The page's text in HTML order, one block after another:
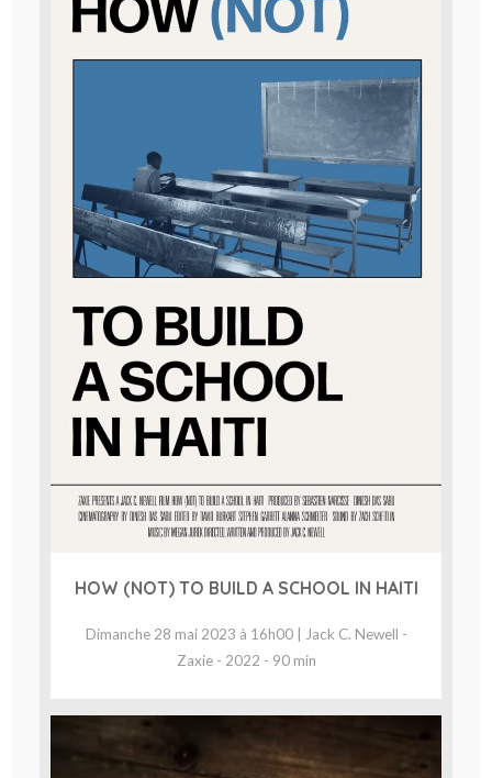
HOW (NOT) TO BUILD A SCHOOL IN HAITI
Dimanche 28 mai 2023 à 16h00 | Jack C. Newell -
Zaxie - 2022 - 90 min